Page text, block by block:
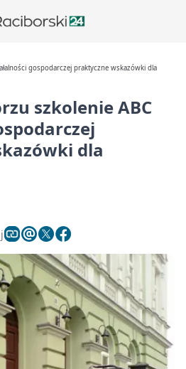
gospodarczej praktyczne wskazówki dla
szkolenie ABC
dla